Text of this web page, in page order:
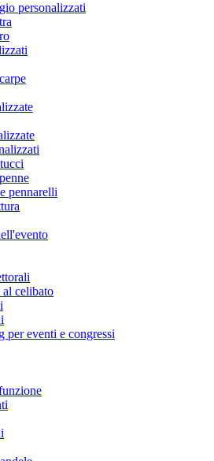
personalizzati
pennarelli
al celibato
per eventi e congressi